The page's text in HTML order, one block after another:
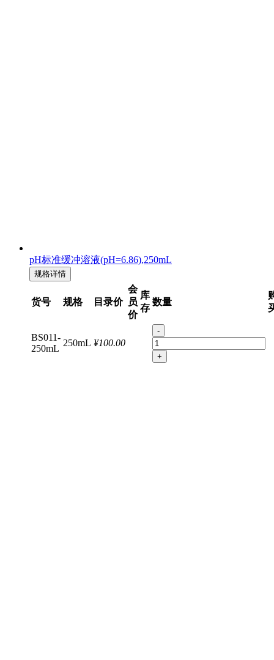
pH标准缓冲溶液(pH=6.86),250mL
规格详情
货号 规格 目录价
会
员
价
库
存
数量
BS011-
250mL
250mL ¥100.00
-
+